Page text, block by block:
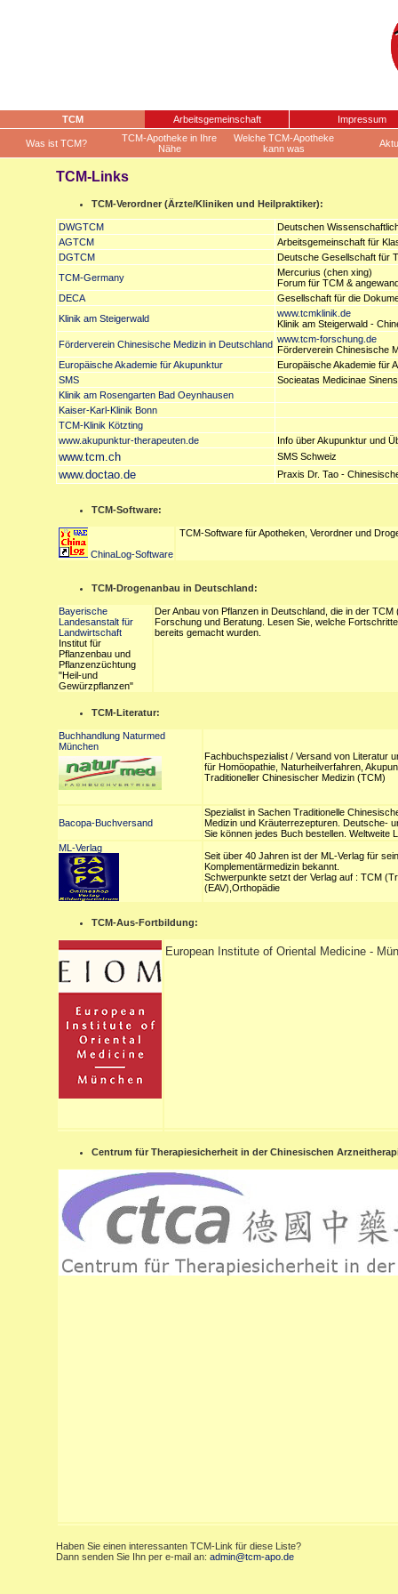
TCM Arbeitsgemeinschaft Impressum
Was ist TCM?
TCM-Apotheke in Ihre
Nähe
Welche TCM-Apotheke
kann was
TCM-Links
TCM-Verordner (Ärzte/Kliniken und Heilpraktiker):
DWGTCM
Deutschen
AGTCM
Arbeitsgemeinschaft für
DGTCM
Deutsche Gesellschaft für
TCM-Germany
Mercurius (chen xing)
Forum für TCM &
DECA
Gesellschaft für die
Klinik am Steigerwald
www.tcmklinik.de
Klinik am Steigerwald -
Förderverein Chinesische Medizin in Deutschland www.tcm-forschung.de
Förderverein Chinesische
Europäische Akademie für Akupunktur
Europäische Akademie für
SMS
Socieatas Medicinae
Klinik am Rosengarten Bad Oeynhausen
Kaiser-Karl-Klinik Bonn
TCM-Klinik Kötzting
www.akupunktur-therapeuten.de
Info über Akupunktur und
www.tcm.ch SMS Schweiz
www.doctao.de Praxis Dr. Tao -
TCM-Software:
ChinaLog-Software
TCM-Software für Apotheken, Verordner und
TCM-Drogenanbau in Deutschland:
Bayerische
Landesanstalt für
Landwirtschaft
Institut für
Pflanzenbau und
Pflanzenzüchtung
"Heil-und
Gewürzpflanzen"
Der Anbau von Pflanzen in Deutschland, die in der
Forschung und Beratung. Lesen Sie, welche
bereits gemacht wurden.
TCM-Literatur:
Buchhandlung Naturmed
München
Fachbuchspezialist / Versand von Literatur
für Homöopathie, Naturheilverfahren,
Traditioneller Chinesischer Medizin (TCM)
Bacopa-Buchversand
Spezialist in Sachen Traditionelle
Medizin und Kräuterrezepturen. Deutsche-
Sie können jedes Buch bestellen. Weltweite
ML-Verlag
Seit über 40 Jahren ist der ML-Verlag für
Komplementärmedizin bekannt.
Schwerpunkte setzt der Verlag auf : TCM
(EAV),Orthopädie
TCM-Aus-Fortbildung:
European Institute of Oriental Medicine -
Centrum für Therapiesicherheit in der Chinesischen
Haben Sie einen interessanten TCM-Link für diese Liste?
Dann senden Sie Ihn per e-mail an: admin@tcm-apo.de